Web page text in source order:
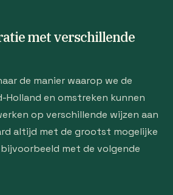
met verschillende
de manier waarop we de
Holland en omstreken kunnen
op verschillende wijzen aan
altijd met de grootst mogelijke
met de volgende